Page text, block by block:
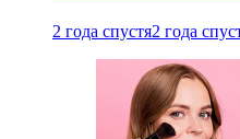
2 года спустя2 года